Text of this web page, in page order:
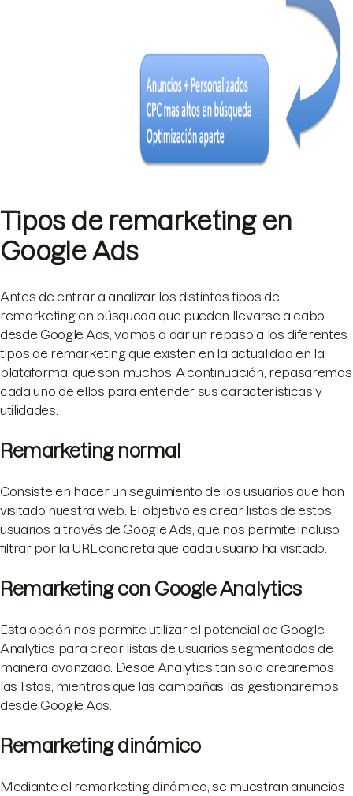
Tipos de remarketing en
Google Ads
Antes de entrar a analizar los distintos tipos de
remarketing en búsqueda que pueden llevarse a cabo
desde Google Ads, vamos a dar un repaso a los diferentes
tipos de remarketing que existen en la actualidad en la
plataforma, que son muchos. A continuación, repasaremos
cada uno de ellos para entender sus características y
utilidades.
Remarketing normal
Consiste en hacer un seguimiento de los usuarios que han
visitado nuestra web. El objetivo es crear listas de estos
usuarios a través de Google Ads, que nos permite incluso
filtrar por la URL concreta que cada usuario ha visitado.
Remarketing con Google Analytics
Esta opción nos permite utilizar el potencial de Google
Analytics para crear listas de usuarios segmentadas de
manera avanzada. Desde Analytics tan solo crearemos
las listas, mientras que las campañas las gestionaremos
desde Google Ads.
Remarketing dinámico
Mediante el remarketing dinámico, se muestran anuncios